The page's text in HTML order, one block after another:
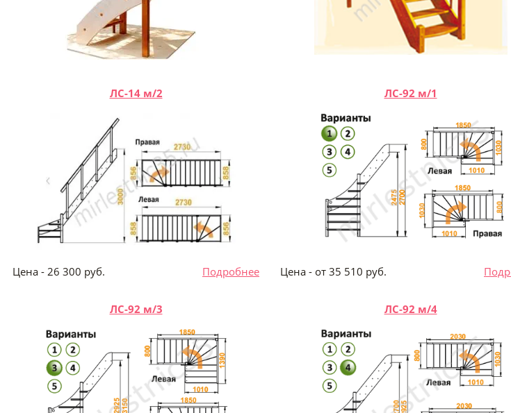
ЛС-14 м/2
Цена - 26 300 руб. Подробнее
ЛС-92 м/1
Цена - от 35 510 руб.
ЛС-92 м/3 ЛС-92 м/4